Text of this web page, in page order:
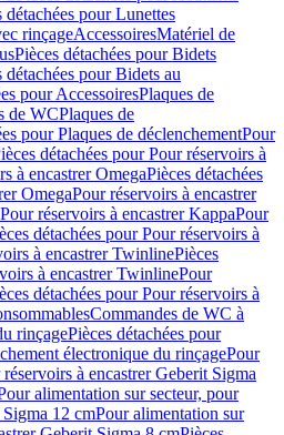
détachées pour Lunettes
rinçageAccessoiresMatériel de
Pièces détachées pour Bidets
détachées pour Bidets au
pour AccessoiresPlaques de
de WCPlaques de
pour Plaques de déclenchementPour
détachées pour Pour réservoirs à
à encastrer OmegaPièces détachées
OmegaPour réservoirs à encastrer
réservoirs à encastrer KappaPour
détachées pour Pour réservoirs à
à encastrer TwinlinePièces
à encastrer TwinlinePour
détachées pour Pour réservoirs à
Commandes de WC à
rinçagePièces détachées pour
électronique du rinçagePour
à encastrer Geberit Sigma
alimentation sur secteur, pour
Sigma 12 cmPour alimentation sur